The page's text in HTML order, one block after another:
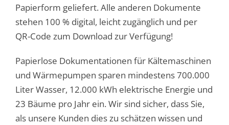
Papierform geliefert. Alle anderen Dokumente
stehen 100 % digital, leicht zugänglich und per
QR-Code zum Download zur Verfügung!
Papierlose Dokumentationen für Kältemaschinen
und Wärmepumpen sparen mindestens 700.000
Liter Wasser, 12.000 kWh elektrische Energie und
23 Bäume pro Jahr ein. Wir sind sicher, dass Sie,
als unsere Kunden dies zu schätzen wissen und